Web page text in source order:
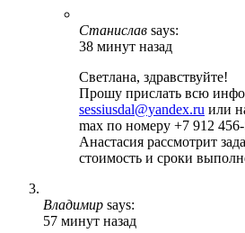
Станислав says:
38 минут назад
Светлана, здравствуйте!
Прошу прислать всю
sessiusdal@yandex.ru или
max по номеру +7 912
Анастасия рассмотрит
стоимость и сроки
Владимир says:
57 минут назад